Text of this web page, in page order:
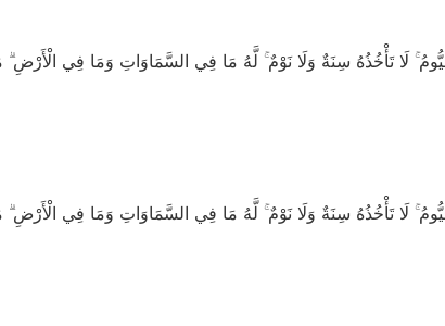
لَا تَأْخُذُهُ سِنَةٌ وَلَا نَوْمٌ ۚ لَّهُ مَا فِي السَّمَاوَاتِ وَمَا فِي الْأَرْضِ
لَا تَأْخُذُهُ سِنَةٌ وَلَا نَوْمٌ ۚ لَّهُ مَا فِي السَّمَاوَاتِ وَمَا فِي الْأَرْضِ